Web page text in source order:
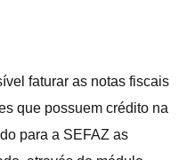
faturar as notas fiscais
que possuem crédito na
para a SEFAZ as